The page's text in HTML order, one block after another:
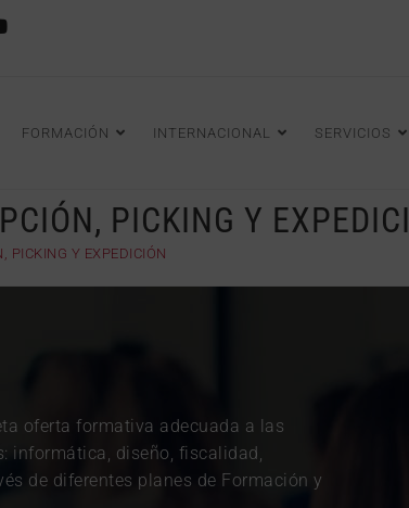
FORMACIÓN INTERNACIONAL SERVICIOS
PICKING Y
PICKING Y EXPEDICIÓN
oferta formativa adecuada a las
informática, diseño, fiscalidad,
de diferentes planes de Formación y